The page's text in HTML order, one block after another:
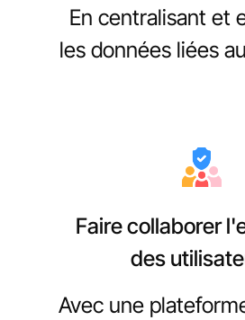
En centralisant et
les données liées
Faire collaborer
des
Avec une